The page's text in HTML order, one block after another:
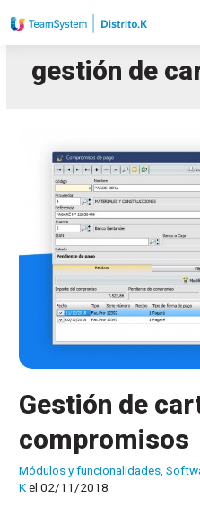
gestión de
Gestión de
compromisos
Módulos y funcionalidades,
Kel 02/11/2018